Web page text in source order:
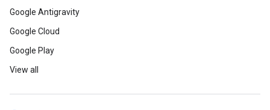
Google Antigravity
Google Cloud
Google Play
View all